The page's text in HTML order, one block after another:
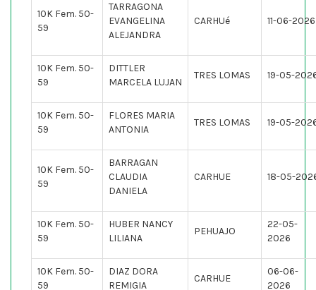
10K Fem. 50-
59
TARRAGONA
EVANGELINA
ALEJANDRA
CARHUé 11-06-2026
10K Fem. 50-
59
DITTLER
MARCELA LUJAN
TRES LOMAS 19-05-
10K Fem. 50-
59
FLORES MARIA
ANTONIA
TRES LOMAS 19-05-
10K Fem. 50-
59
BARRAGAN
CLAUDIA
DANIELA
CARHUE 18-05-
10K Fem. 50-
59
HUBER NANCY
LILIANA
PEHUAJO
22-05-
2026
10K Fem. 50-
59
DIAZ DORA
REMIGIA
CARHUE
06-06-
2026